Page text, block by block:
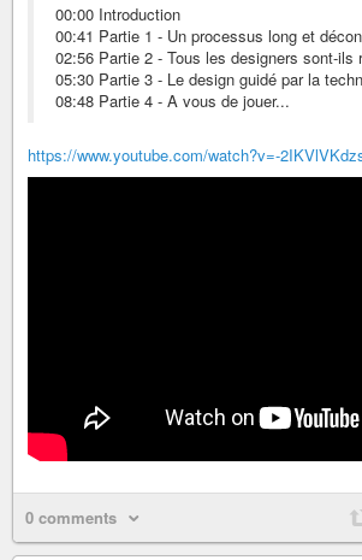
00:00 Introduction
00:41 Partie 1 - Un processus long et
02:56 Partie 2 - Tous les designers sont-ils
05:30 Partie 3 - Le design guidé par la
08:48 Partie 4 - A vous de jouer...
https://www.youtube.com/watch?v=-
0 comments